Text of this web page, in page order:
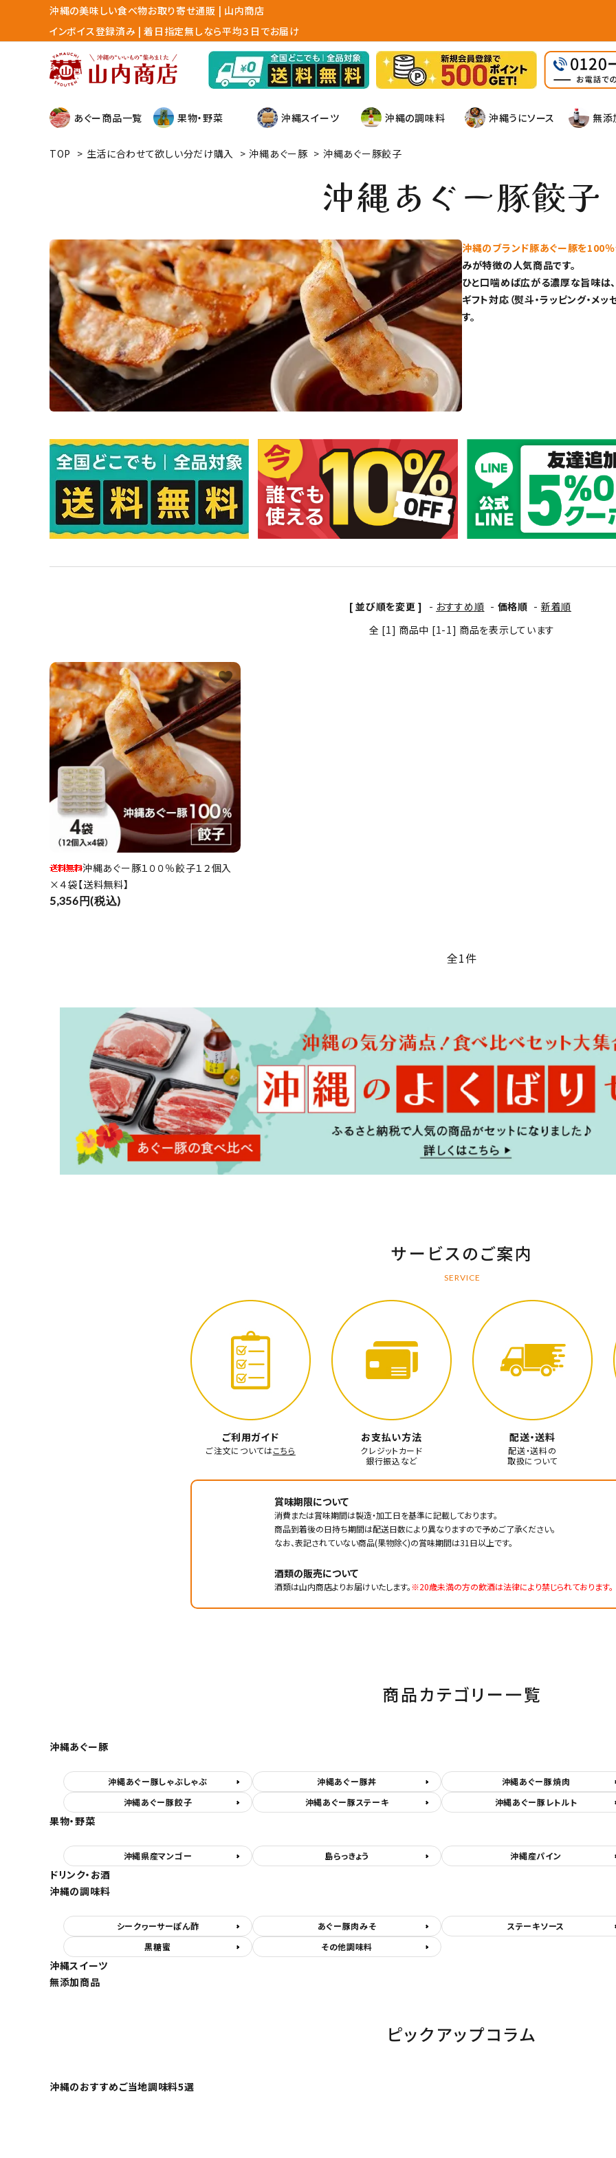
沖縄の美味しい食べ物お取り寄せ通販 | 山内商店
インボイス登録済み | 着日指定無しなら平均３日でお届け
あぐー商品一覧 果物・野菜 沖縄スイーツ 沖縄の調味料 沖縄うにソース 無添
TOP > 生活に合わせて欲しい分だけ購入 > 沖縄あぐー豚 > 沖縄あぐー豚餃子
沖縄あぐー豚餃子
沖縄のブランド豚あぐー豚を100
みが特徴の人気商品です。
ひと口噛めば広がる濃厚な旨味は
ギフト対応（熨斗・ラッピング・メ
す。
[ 並び順を変更 ] - おすすめ順 - 価格順 - 新着順
全 [1] 商品中 [1-1] 商品を表示しています
沖縄あぐー豚１００％餃子１２個入
×４袋【送料無料】
5,356円(税込)
favorite
全1件
キーワード
カテゴリー
サービスのご案内
SERVICE
ご利用ガイド
ご注文についてはこちら
お支払い方法
クレジットカード
銀行振込など
配送・送料
配送・送料の
取扱について
賞味期限について
消費または賞味期間は製造・加工日を基準に記載しております。
商品到着後の日持ち期間は配送日数により異なりますので予めご了承ください。
なお、表記されていない商品(果物除く)の賞味期間は31日以上です。
酒類の販売について
酒類は山内商店よりお届けいたします。※20歳未満の方の飲酒は法律により禁じられております。
商品カテゴリー一覧
沖縄あぐー豚
沖縄あぐー豚しゃぶしゃぶ 沖縄あぐー豚丼 沖縄あぐー豚焼肉
沖縄あぐー豚餃子
沖縄あぐー豚ステーキ 沖縄あぐー豚レトルト
果物・野菜
沖縄県産マンゴー 島らっきょう 沖縄産パイン
ドリンク・お酒
沖縄の調味料
シークヮーサーぽん酢 あぐー豚肉みそ ステーキソース
黒糖蜜
その他調味料
沖縄スイーツ
無添加商品
ピックアップコラム
沖縄のおすすめご当地調味料5選